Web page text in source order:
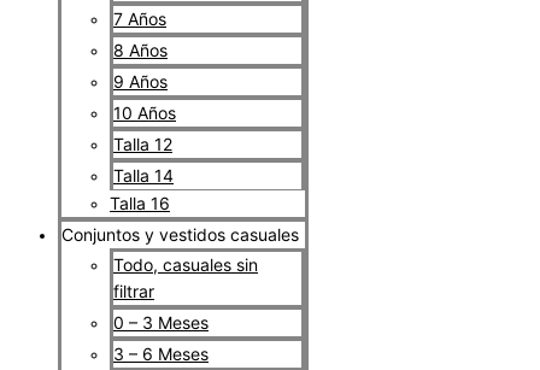
7 Años
8 Años
9 Años
10 Años
Talla 12
Talla 14
Talla 16
Conjuntos y vestidos casuales
Todo, casuales sin
filtrar
0 – 3 Meses
3 – 6 Meses